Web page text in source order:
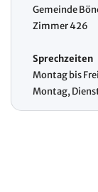
Gemeinde
Zimmer 426
Sprechzeiten
Montag bis
Montag,